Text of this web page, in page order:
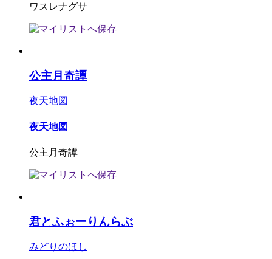
ワスレナグサ
公主月奇譚
夜天地図
夜天地図
公主月奇譚
君とふぉーりんらぶ
みどりのほし